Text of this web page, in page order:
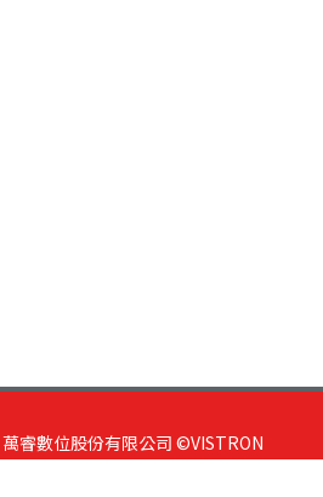
萬睿數位股份有限公司 ©VISTRON
DIGITAL All Right Reserved. 若您有任